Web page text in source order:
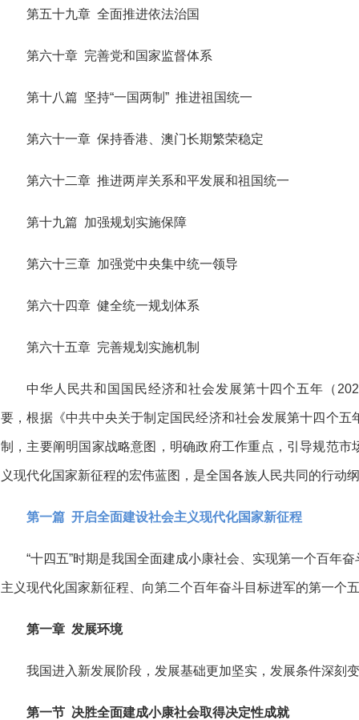
第五十九章 全面推进依法治国
第六十章 完善党和国家监督体系
第十八篇 坚持“一国两制” 推进祖国统一
第六十一章 保持香港、澳门长期繁荣稳定
第六十二章 推进两岸关系和平发展和祖国统一
第十九篇 加强规划实施保障
第六十三章 加强党中央集中统一领导
第六十四章 健全统一规划体系
第六十五章 完善规划实施机制
中华人民共和国国民经济和社会发展第十四个五年（
要，根据《中共中央关于制定国民经济和社会发展第十四个
制，主要阐明国家战略意图，明确政府工作重点，引导规范
义现代化国家新征程的宏伟蓝图，是全国各族人民共同的行动
第一篇 开启全面建设社会主义现代化国家新征程
“十四五”时期是我国全面建成小康社会、实现第一个百年
主义现代化国家新征程、向第二个百年奋斗目标进军的第一个
第一章 发展环境
我国进入新发展阶段，发展基础更加坚实，发展条件深刻
第一节 决胜全面建成小康社会取得决定性成就